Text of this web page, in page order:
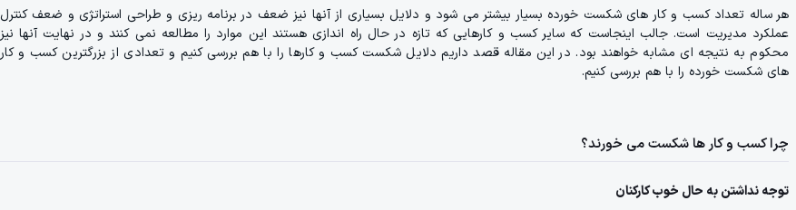
هر ساله تعداد کسب و کار های شکست خورده بسیار بیشتر می شود و دلایل بسیاری از آنها نیز ضعف در برنامه ریزی و طراحی استراتژی و ضعف کنترل
عملکرد مدیریت است. جالب اینجاست که سایر کسب و کارهایی که تازه در حال راه اندازی هستند این موارد را مطالعه نمی کنند و در نهایت آنها نیز
محکوم به نتیجه ای مشابه خواهند بود. در این مقاله قصد داریم دلایل شکست کسب و کارها را با هم بررسی کنیم و تعدادی از بزرگترین کسب و کار
های شکست خورده را با هم بررسی کنیم.
چرا کسب و کار ها شکست می خورند؟
توجه نداشتن به حال خوب کارکنان